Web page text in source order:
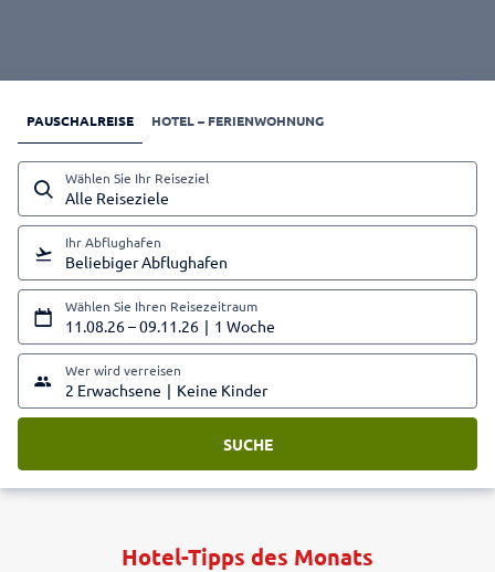
Next
PAUSCHALREISE HOTEL – FERIENWOHNUNG
Wählen Sie Ihr Reiseziel
Alle Reiseziele
Ihr Abflughafen
Beliebiger Abflughafen
Wählen Sie Ihren Reisezeitraum
11.08.26–09.11.26 1 Woche
Wer wird verreisen
2 Erwachsene Keine Kinder
SUCHE
Hotel-Tipps des Monats